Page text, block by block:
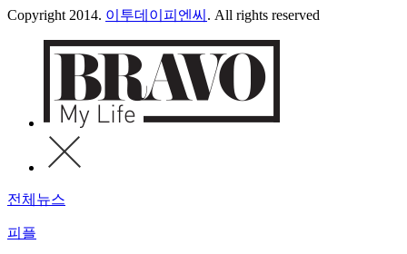
Copyright 2014. 이투데이피엔씨 . All rights reserved
전체뉴스
피플